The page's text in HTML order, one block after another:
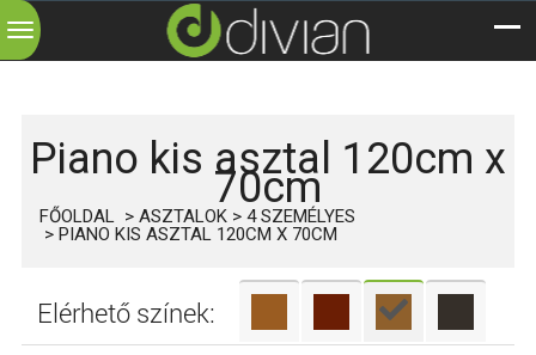
Toggle
navigation
Piano kis asztal 120cm x
70cm
FŐOLDAL ASZTALOK
4 SZEMÉLYES
PIANO KIS ASZTAL 120CM X 70CM
Elérhető színek: